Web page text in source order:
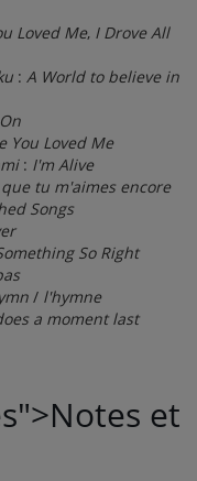
Loved Me, I Drove All
: A World to believe in
You Loved Me
: I'm Alive
tu m'aimes encore
Songs
So Right
/ l'hymne
a moment last
Notes et